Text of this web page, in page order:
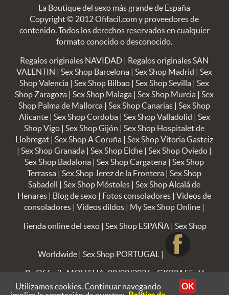
La Boutique del sexo más grande de España
Copyright © 2012 Ofifacil.com y proveedores de
contenido. Todos los derechos reservados en cualquier
formato conocido o desconocido.
Regalos originales NAVIDAD | Regalos originales SAN
VALENTIN |Sex Shop Barcelona |Sex Shop Madrid |Sex
Shop Valencia |Sex Shop Bilbao |Sex Shop Sevilla |Sex
Shop Zaragoza |Sex Shop Malaga |Sex Shop Murcia |Sex
Shop Palma de Mallorca |Sex Shop Canarias |Sex Shop
Alicante| Sex Shop Cordoba| Sex Shop Valladolid | Sex
Shop Vigo |Sex Shop Gijón |Sex Shop Hospitalet de
Llobregat |Sex Shop A Coruña |Sex Shop Vitoria Gasteiz
|Sex Shop Granada |Sex Shop Elche |Sex Shop Oviedo |
Sex Shop Badalona |Sex Shop Cargatena |Sex Shop
Terrassa |Sex Shop Jerez de la Frontera |Sex Shop
Sabadell |Sex Shop Móstoles |Sex Shop Alcalá de
Henares | Blog de sexo | Fotos consoladores |Videos de
consoladores |Videos dildos | My Sex Shop Online |
Tienda online del sexo |Sex Shop ESPAÑA |Sex Shop
Worldwide |Sex Shop PORTUGAL |
By Ofifacil · MOV FUA: 08/08/2026 - GKB8A55 · V
8.2.30
Utilizamos cookies. Continuar navegando
OK